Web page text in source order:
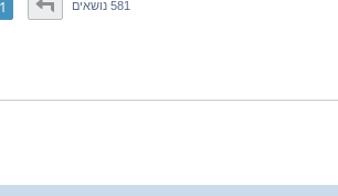
581 נושאיםדף1מתוך39
1